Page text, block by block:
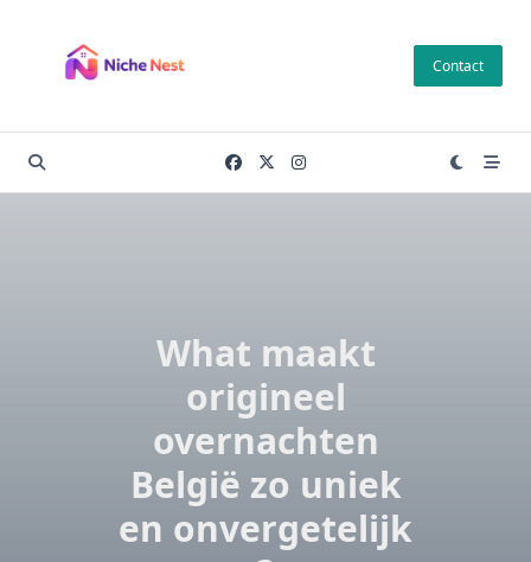
content
Contact
What maakt
origineel
overnachten
België zo uniek
en onvergetelijk